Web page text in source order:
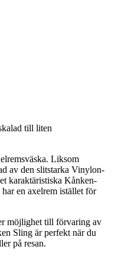
till liten
Liksom
av den slitstarka Vinylon-
karaktäristiska Kånken-
en axelrem istället för
möjlighet till förvaring av
Sling ärperfekt när du
på resan.